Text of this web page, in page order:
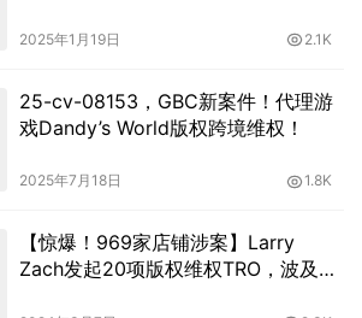
2025年1月19日 2.1K
25-cv-08153，GBC新案件！代理游
戏Dandy’s World版权跨境维权！
2025年7月18日 1.8K
【惊爆！969家店铺涉案】Larry
Zach发起20项版权维权TRO，波及范